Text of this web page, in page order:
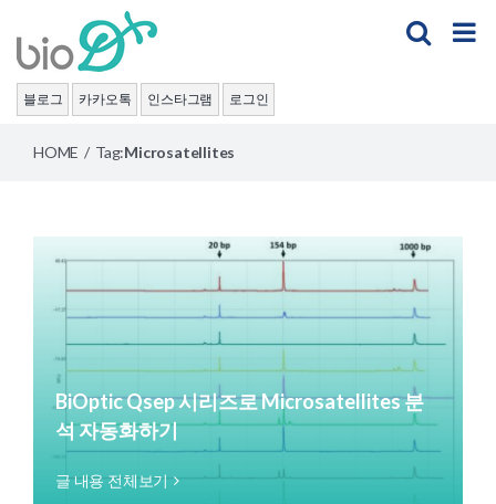
content
블로그 카카오톡 인스타그램 로그인
HOME / Tag:Microsatellites
BiOptic Qsep 시리즈로 Microsatellites 분
석 자동화하기
글 내용 전체보기